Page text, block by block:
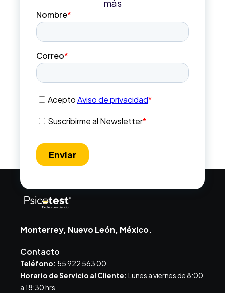
más
Monterrey, Nuevo León, México.
Contacto
Teléfono: 55 922 563 00
Horario de Servicio al Cliente: Lunes a viernes de 8:00
a 18:30 hrs